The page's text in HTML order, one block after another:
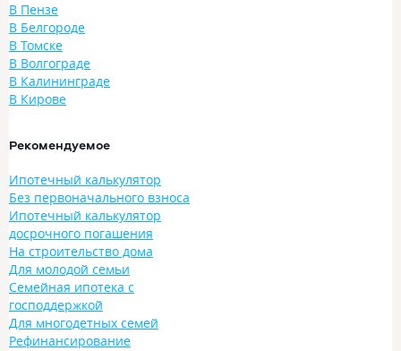
В Пензе
В Белгороде
В Томске
В Волгограде
В Калининграде
В Кирове
Рекомендуемое
Ипотечный калькулятор
Без первоначального взноса
Ипотечный калькулятор
досрочного погашения
На строительство дома
Для молодой семьи
Семейная ипотека с
господдержкой
Для многодетных семей
Рефинансирование